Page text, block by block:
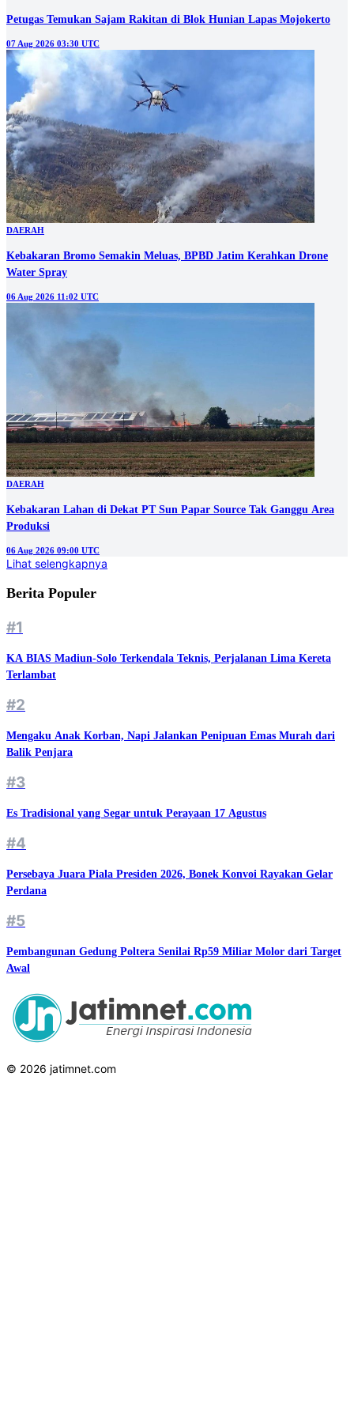
Petugas Temukan Sajam Rakitan di Blok Hunian Lapas Mojokerto
07 Aug 2026 03:30 UTC
DAERAH
Kebakaran Bromo Semakin Meluas, BPBD Jatim Kerahkan Drone
Water Spray
06 Aug 2026 11:02 UTC
DAERAH
Kebakaran Lahan di Dekat PT Sun Papar Source Tak Ganggu Area
Produksi
06 Aug 2026 09:00 UTC
Lihat selengkapnya
Berita Populer
#1
KA BIAS Madiun-Solo Terkendala Teknis, Perjalanan Lima Kereta
Terlambat
#2
Mengaku Anak Korban, Napi Jalankan Penipuan Emas Murah dari
Balik Penjara
#3
Es Tradisional yang Segar untuk Perayaan 17 Agustus
#4
Persebaya Juara Piala Presiden 2026, Bonek Konvoi Rayakan Gelar
Perdana
#5
Pembangunan Gedung Poltera Senilai Rp59 Miliar Molor dari Target
Awal
© 2026 jatimnet.com